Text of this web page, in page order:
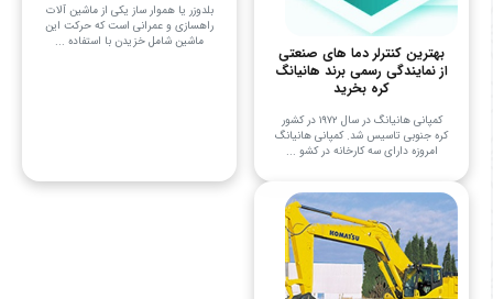
بهترین کنترلر دما های صنعتی
از نمایندگی رسمی برند هانیانگ
کره بخرید
کمپانی هانیانگ در سال ۱۹۷۲ در کشور
کره جنوبی تاسیس شد. کمپانی هانیانگ
امروزه دارای سه کارخانه در کشو ...
بلدوزر یا هموار ساز یکی از ماشین آلات
راهسازی و عمرانی است که حرکت این
ماشین شامل خزیدن با استفاده ...